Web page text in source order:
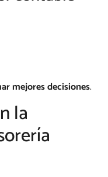
mejores decisiones.
la